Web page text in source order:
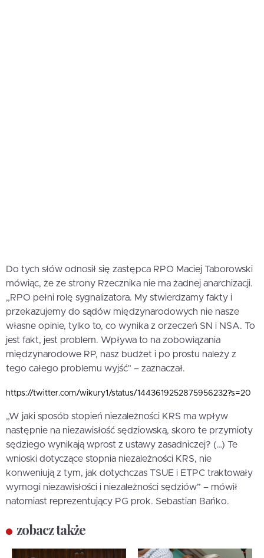
Do tych słów odnosił się zastępca RPO Maciej Taborowski
mówiąc, że ze strony Rzecznika nie ma żadnej anarchizacji.
„RPO pełni rolę sygnalizatora. My stwierdzamy fakty i
przekazujemy do sądów międzynarodowych nie nasze
własne opinie, tylko to, co wynika z orzeczeń SN i NSA. To
jest fakt, jest problem. Wpływa to na zobowiązania
międzynarodowe RP, nasz budżet i po prostu należy z
tego całego problemu wyjść” – zaznaczał.
https://twitter.com/wikury1/status/1443619252875956232?s=20
„W jaki sposób stopień niezależności KRS ma wpływ
następnie na niezawisłość sędziowską, skoro te przymioty
sędziego wynikają wprost z ustawy zasadniczej? (…) Te
wnioski dotyczące stopnia niezależności KRS, nie
konweniują z tym, jak dotychczas TSUE i ETPC traktowały
wymogi niezawisłości i niezależności sędziów” – mówił
natomiast reprezentujący PG prok. Sebastian Bańko.
zobacz także